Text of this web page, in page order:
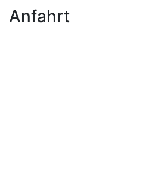
Anfahrt